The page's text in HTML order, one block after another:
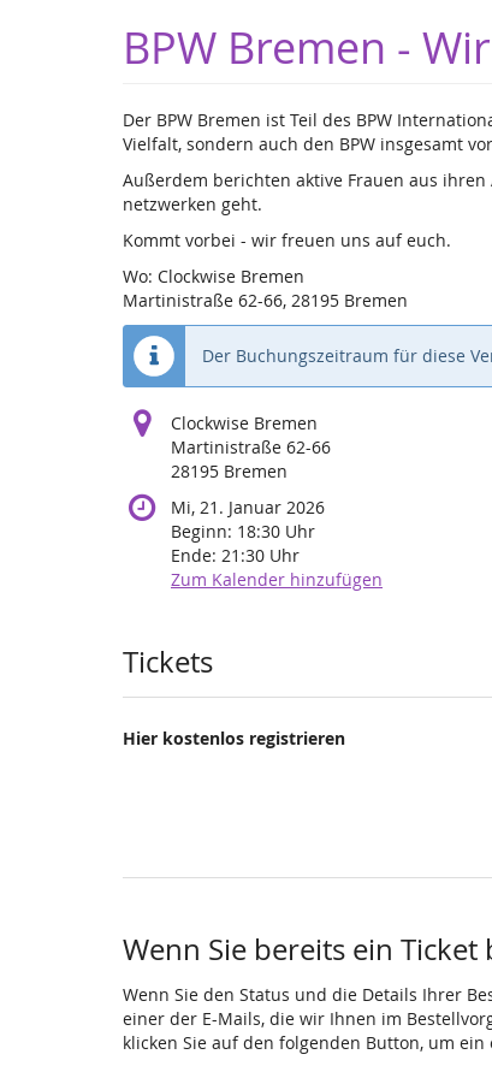
BPW Bremen -
Der BPW Bremen ist Teil des BPW
Vielfalt, sondern auch den BPW insgesamt
Außerdem berichten aktive Frauen aus
netzwerken geht.
Kommt vorbei - wir freuen uns auf euch.
Wo: Clockwise Bremen
Martinistraße 62-66, 28195 Bremen
Der Buchungszeitraum für diese
Clockwise Bremen
Martinistraße 62-66
28195 Bremen
Mi, 21. Januar 2026
Beginn: 18:30 Uhr
Ende: 21:30 Uhr
Zum Kalender hinzufügen
Produkte
Tickets
Hier kostenlos registrieren
Wenn Sie bereits ein Ticket
Wenn Sie den Status und die Details Ihrer
einer der E-Mails, die wir Ihnen im
klicken Sie auf den folgenden Button, um